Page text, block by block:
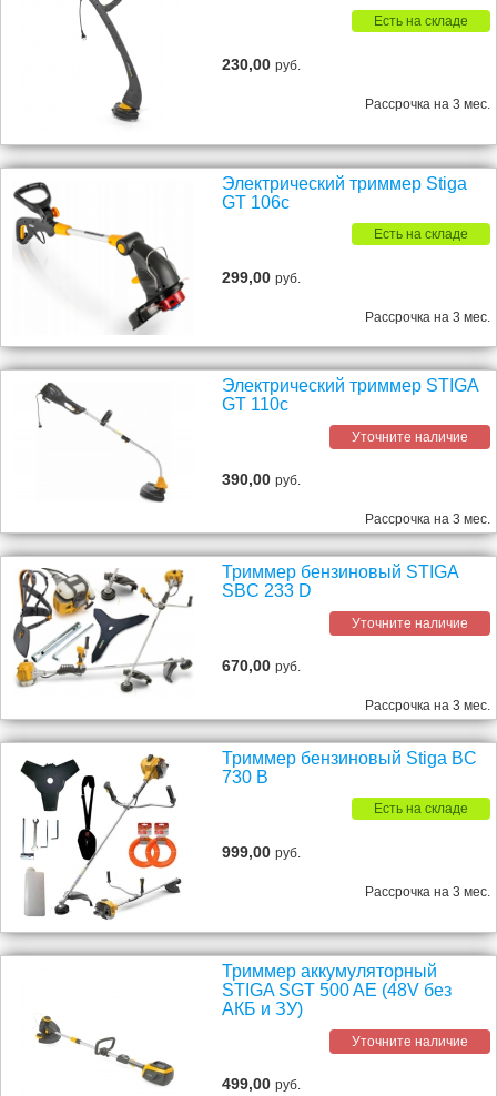
Есть на складе
230,00руб.
Рассрочка на 3 мес.
Электрический триммер Stiga
GT 106c
Есть на складе
299,00руб.
Рассрочка на 3 мес.
Электрический триммер STIGA
GT 110c
Уточните наличие
390,00руб.
Рассрочка на 3 мес.
Триммер бензиновый STIGA
SBC 233 D
Уточните наличие
670,00руб.
Рассрочка на 3 мес.
Триммер бензиновый Stiga BC
730 B
Есть на складе
999,00руб.
Рассрочка на 3 мес.
Триммер аккумуляторный
STIGA SGT 500 AE (48V без
АКБ и ЗУ)
Уточните наличие
499,00руб.